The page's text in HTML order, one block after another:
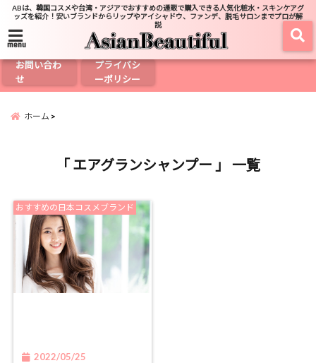
ABは、韓国コスメや台湾・アジアでおすすめの通販で購入できる人気化粧水・スキンケアグ
ッズを紹介！安いブランドからリップやアイシャドウ、ファンデ、脱毛サロンまでプロが解
説
menu
お問い合わ
せ
プライバシ
ーポリシー
ホーム
「 エアグランシャンプー 」 一覧
おすすめの日本コスメブランド
2022/05/25